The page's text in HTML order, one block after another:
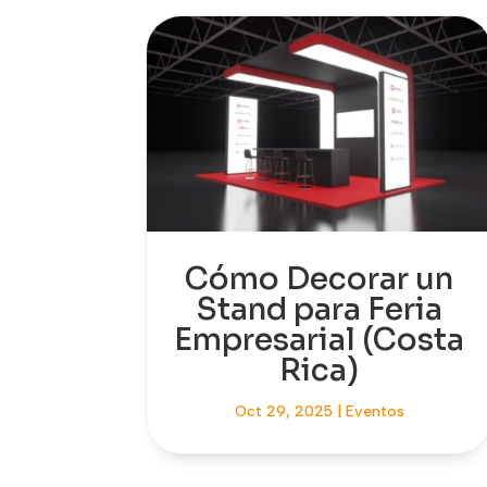
Cómo Decorar un
Stand para Feria
Empresarial (Costa
Rica)
Oct 29, 2025 Eventos